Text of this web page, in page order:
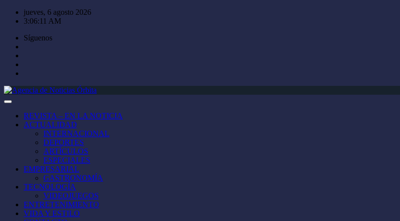
Saltar
jueves, 6 agosto 2026
3:06:12 AM
Síguenos
REVISTA – EN LA NOTICIA
ACTUALIDAD
INTERNACIONAL
DEPORTES
ARTÍCULOS
ESPECIALES
EMPRESARIAL
GASTRONOMÍA
TECNOLOGÍA
VIDEOJUEGOS
ENTRETENIMIENTO
VIDA Y ESTILO